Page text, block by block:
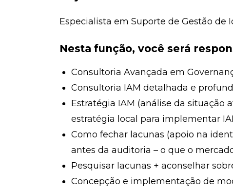
Especialista em Suporte de Gestão de
Nesta função, você será
Consultoria Avançada em
Consultoria IAM detalhada e
Estratégia IAM (análise da situação
estratégia local para implementar
Como fechar lacunas (apoio na
antes da auditoria – o que o
Pesquisar lacunas + aconselhar
Concepção e implementação de